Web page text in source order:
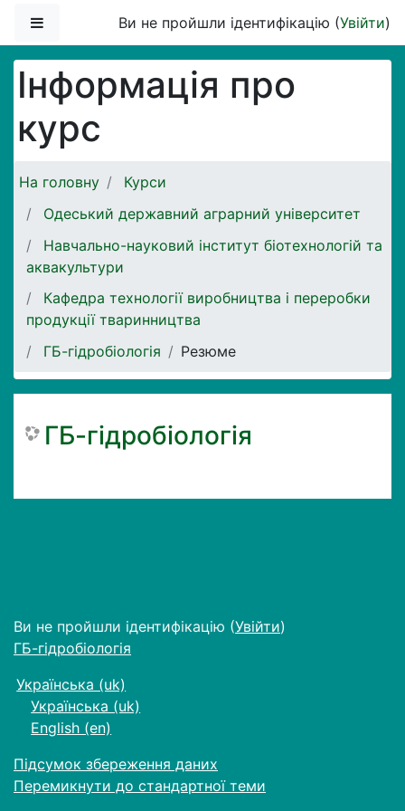
Бокова панельВи не пройшли ідентифікацію (Увійти)
Інформація про
курс
На головну
Курси
Одеський державний аграрний університет
Навчально-науковий інститут біотехнологій та
аквакультури
Кафедра технології виробництва і переробки
продукції тваринництва
ГБ-гідробіологія
Резюме
ГБ-гідробіологія
Ви не пройшли ідентифікацію (Увійти)
ГБ-гідробіологія
Українська ‎(uk)‎
Українська ‎(uk)‎
English ‎(en)‎
Підсумок збереження даних
Перемикнути до стандартної теми